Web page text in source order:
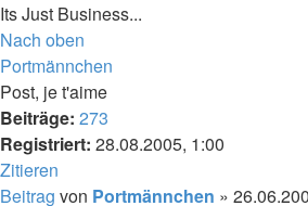
Its Just Business...
Nach oben
Portmännchen
Post, je t'aime
Beiträge: 273
Registriert: 28.08.2005, 1:00
Zitieren
Beitrag von Portmännchen »